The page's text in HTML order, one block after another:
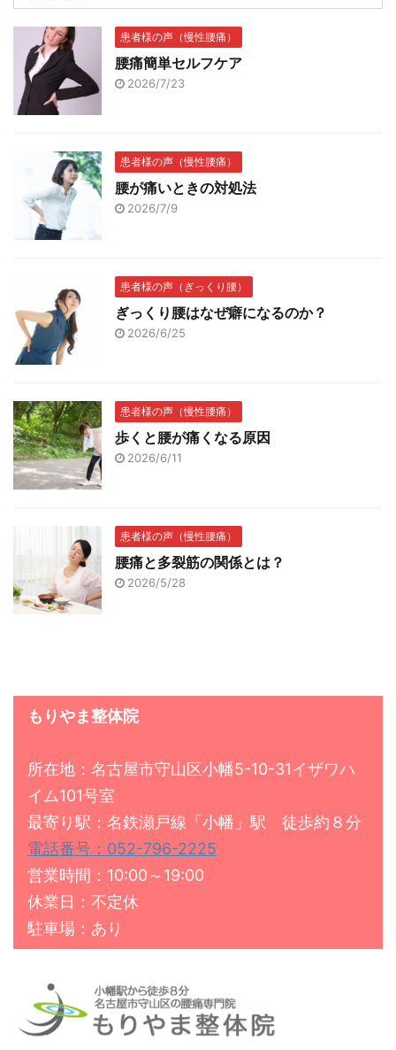
患者様の声（慢性腰痛）
腰痛簡単セルフケア
2026/7/23
患者様の声（慢性腰痛）
腰が痛いときの対処法
2026/7/9
患者様の声（ぎっくり腰）
ぎっくり腰はなぜ癖になるのか？
2026/6/25
患者様の声（慢性腰痛）
歩くと腰が痛くなる原因
2026/6/11
患者様の声（慢性腰痛）
腰痛と多裂筋の関係とは？
2026/5/28
もりやま整体院
所在地：名古屋市守山区小幡5-10-31イザワハ
イム101号室
最寄り駅：名鉄瀬戸線「小幡」駅 徒歩約８分
電話番号：052-796-2225
営業時間：10:00～19:00
休業日：不定休
駐車場：あり